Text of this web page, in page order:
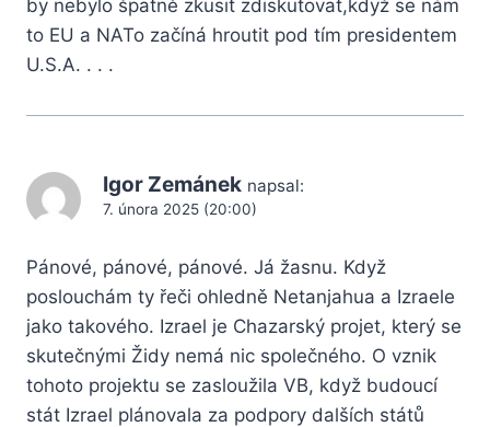
by nebylo špatně zkusit zdiskutovat,když se nám
to EU a NATo začíná hroutit pod tím presidentem
U.S.A. . . .
Igor Zemánek napsal:
7. února 2025 (20:00)
Pánové, pánové, pánové. Já žasnu. Když
poslouchám ty řeči ohledně Netanjahua a Izraele
jako takového. Izrael je Chazarský projet, který se
skutečnými Židy nemá nic společného. O vznik
tohoto projektu se zasloužila VB, když budoucí
stát Izrael plánovala za podpory dalších států